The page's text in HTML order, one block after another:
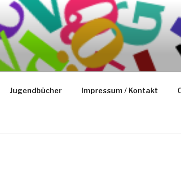
Jugendbücher Impressum / Kontakt